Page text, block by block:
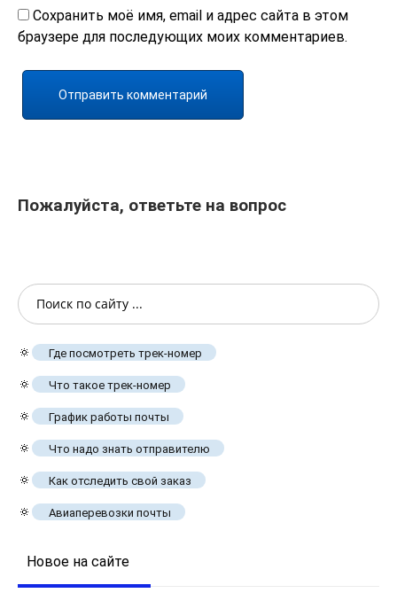
Сохранить моё имя, email и адрес сайта в этом
браузере для последующих моих комментариев.
Пожалуйста, ответьте на вопрос
🔅 Где посмотреть трек-номер
🔅 Что такое трек-номер
🔅 График работы почты
🔅 Что надо знать отправителю
🔅 Как отследить свой заказ
🔅 Авиаперевозки почты
Новое на сайте